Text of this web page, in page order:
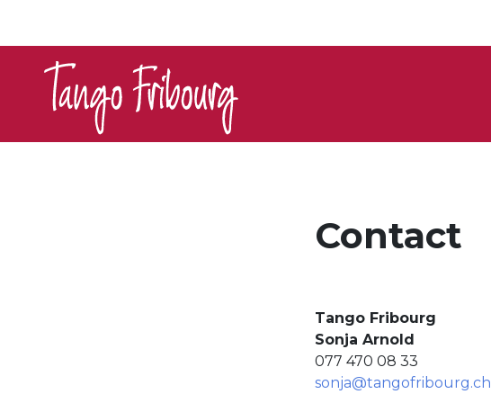
Contact
Tango Fribourg
Sonja Arnold
077 470 08 33
sonja@tangofribourg.ch